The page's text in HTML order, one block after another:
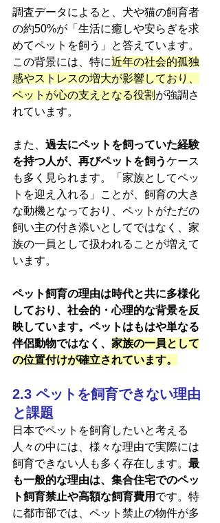
調査データによると、犬や猫の飼育者
の約50%が「生活に癒しや安らぎを求
めてペットを飼う」と答えています。
この背景には、特に近年の社会的孤独
感やストレスの増大が影響しており、
ペットが心の支えとなる役割 が強調さ
れています。
また、 過去にペットを飼っていた経験
を持つ人が、再びペットを飼うケース
も多く見られます。「家族としてペッ
トを迎え入れる」ことが、飼育の大き
な動機となっており、ペットがただの
飼い主の付き添いとしてではなく、家
族の一員として扱われることが増えて
います。
ペット飼育の理由は時代と共に多様化
しており、社会的・心理的な背景を反
映しています。ペットはもはや単なる
伴侶動物ではなく、 家族の一員として
の位置付けが確立されています。
2.3 ペットを飼育できない理由
と課題
日本でペットを飼育したいと考える
人々の中には、様々な理由で実際には
飼育できない人も多く存在します。 最
も一般的な理由は、集合住宅でのペッ
ト飼育禁止や高額な飼育費用 です。特
に都市部では、ペット禁止の物件が多